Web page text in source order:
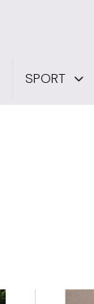
SPORT